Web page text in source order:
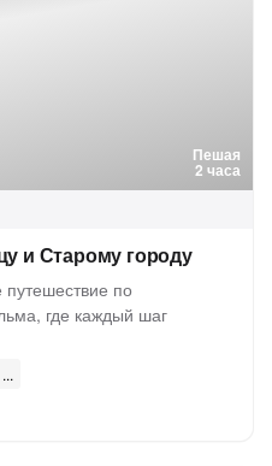
Пешая
2 часа
и Старому городу
по
где каждый шаг